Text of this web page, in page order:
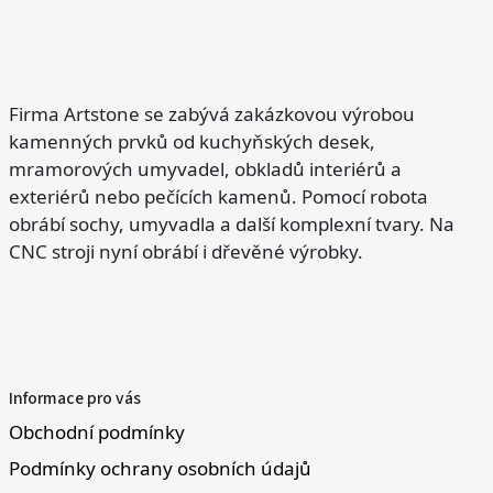
Firma Artstone se zabývá zakázkovou výrobou
kamenných prvků od kuchyňských desek,
mramorových umyvadel, obkladů interiérů a
exteriérů nebo pečících kamenů. Pomocí robota
obrábí sochy, umyvadla a další komplexní tvary. Na
CNC stroji nyní obrábí i dřevěné výrobky.
Informace pro vás
Obchodní podmínky
Podmínky ochrany osobních údajů